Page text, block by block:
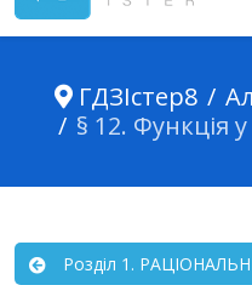
ГДЗІстер8
§ 12. Функція
Розділ 1.